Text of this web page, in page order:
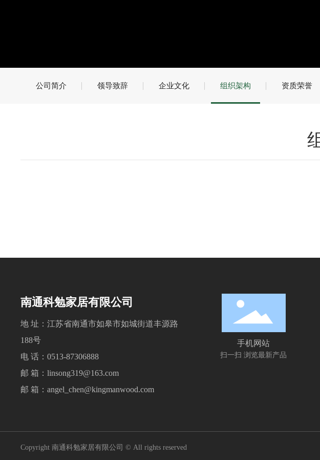
公司简介 领导致辞 企业文化 组织架构 资质荣誉
南通科勉家居有限公司
地 址：江苏省南通市如皋市如城街道丰源路
188号
电 话：0513-87306888
邮 箱：linsong319@163.com
邮 箱：angel_chen@kingmanwood.com
手机网站
扫一扫 浏览最新产品
Copyright 南通科勉家居有限公司 © All rights reserved